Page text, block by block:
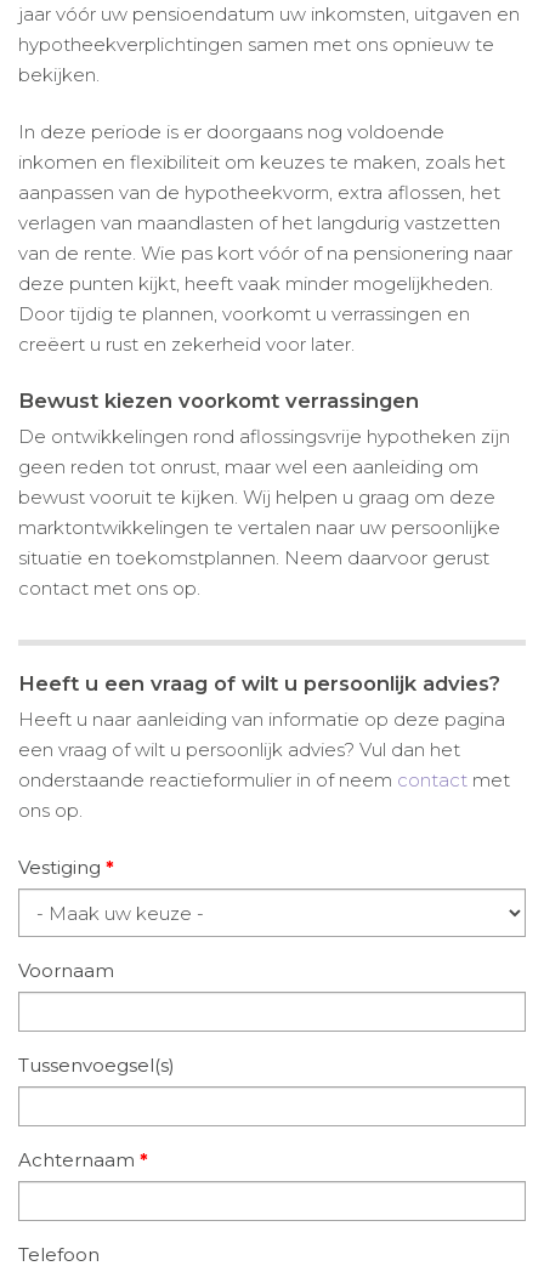
jaar vóór uw pensioendatum uw inkomsten, uitgaven en
hypotheekverplichtingen samen met ons opnieuw te
bekijken.
In deze periode is er doorgaans nog voldoende
inkomen en flexibiliteit om keuzes te maken, zoals het
aanpassen van de hypotheekvorm, extra aflossen, het
verlagen van maandlasten of het langdurig vastzetten
van de rente. Wie pas kort vóór of na pensionering naar
deze punten kijkt, heeft vaak minder mogelijkheden.
Door tijdig te plannen, voorkomt u verrassingen en
creëert u rust en zekerheid voor later.
Bewust kiezen voorkomt verrassingen
De ontwikkelingen rond aflossingsvrije hypotheken zijn
geen reden tot onrust, maar wel een aanleiding om
bewust vooruit te kijken. Wij helpen u graag om deze
marktontwikkelingen te vertalen naar uw persoonlijke
situatie en toekomstplannen. Neem daarvoor gerust
contact met ons op.
Heeft u een vraag of wilt u persoonlijk advies?
Heeft u naar aanleiding van informatie op deze pagina
een vraag of wilt u persoonlijk advies? Vul dan het
onderstaande reactieformulier in of neem contact met
ons op.
Vestiging *
Voornaam
Tussenvoegsel(s)
Achternaam *
Telefoon